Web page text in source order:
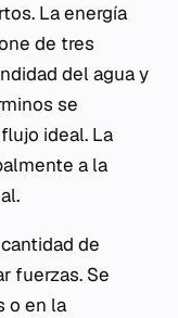
La energía
de tres
del agua y
se
ideal. La
a la
de
fuerzas. Se
o en la